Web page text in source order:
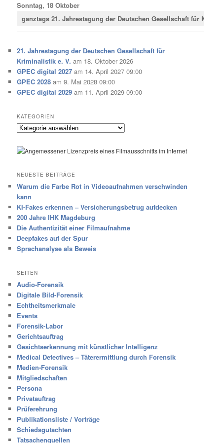
Sonntag, 18 Oktober
ganztags21. Jahrestagung der Deutschen Gesellschaft für
21. Jahrestagung der Deutschen Gesellschaft für
Kriminalistik e. V. am 18. Oktober 2026
GPEC digital 2027 am 14. April 2027 09:00
GPEC 2028 am 9. Mai 2028 09:00
GPEC digital 2029 am 11. April 2029 09:00
KATEGORIEN
Kategorien
NEUESTE BEITRÄGE
Warum die Farbe Rot in Videoaufnahmen verschwinden
kann
KI-Fakes erkennen – Versicherungsbetrug aufdecken
200 Jahre IHK Magdeburg
Die Authentizität einer Filmaufnahme
Deepfakes auf der Spur
Sprachanalyse als Beweis
SEITEN
Audio-Forensik
Digitale Bild-Forensik
Echtheitsmerkmale
Events
Forensik-Labor
Gerichtsauftrag
Gesichtserkennung mit künstlicher Intelligenz
Medical Detectives – Täterermittlung durch Forensik
Medien-Forensik
Mitgliedschaften
Persona
Privatauftrag
Prüferehrung
Publikationsliste / Vorträge
Schiedsgutachten
Tatsachenquellen